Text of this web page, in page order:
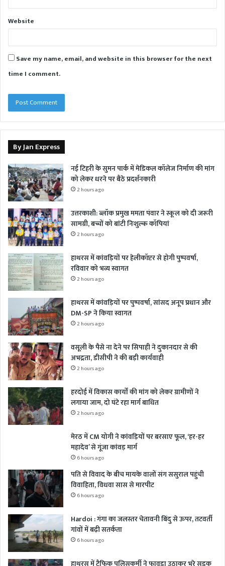
Website
Save my name, email, and website in this browser for the next
time I comment.
By Jan Express
नई टिहरी के सुमन पार्क में मेडिकल कॉलेज निर्माण की मांग
को लेकर धरने पर बैठे प्रदर्शनकारी
2 hours ago
उत्तरकाशी: ब्लॉक प्रमुख ममता पंवार ने स्कूल को दी जरूरी
सामग्री, बच्चों को बांटी निःशुल्क कॉपियां
2 hours ago
हाथरस में कांवड़ियों पर हेलीकॉप्टर से होगी पुष्पवर्षा,
रविवार को भव्य स्वागत
2 hours ago
हाथरस में कांवड़ियों पर पुष्पवर्षा, सांसद अनूप प्रधान और
DM-SP ने किया स्वागत
2 hours ago
वसूली के पैसे ना देने पर सिपाही ने दुकानदार से की
अभद्रता, डीसीपी ने की बड़ी कार्यवाही
2 hours ago
हरदोई में विकास कार्यों की मांग को लेकर ग्रामीणों ने
लगाया जाम, दो घंटे रहा मार्ग बाधित
2 hours ago
मेरठ में CM योगी ने कांवड़ियों पर बरसाए फूल, ‘हर-हर
महादेव’ से गूंजा कांवड़ मार्ग
6 hours ago
पति से विवाद के बीच मायके वालों संग ससुराल पहुंची
विवाहिता, विधवा सास से मारपीट
6 hours ago
Hardoi : गंगा का जलस्तर चेतावनी बिंदु से ऊपर, तटवर्ती
गांवों में बढ़ी सतर्कता
6 hours ago
हाथरस में ट्रैफिक पुलिसकर्मी ने फावड़ा उठाकर भरे सड़क